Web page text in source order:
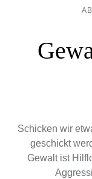
Schicken wir
geschickt
Gewalt ist